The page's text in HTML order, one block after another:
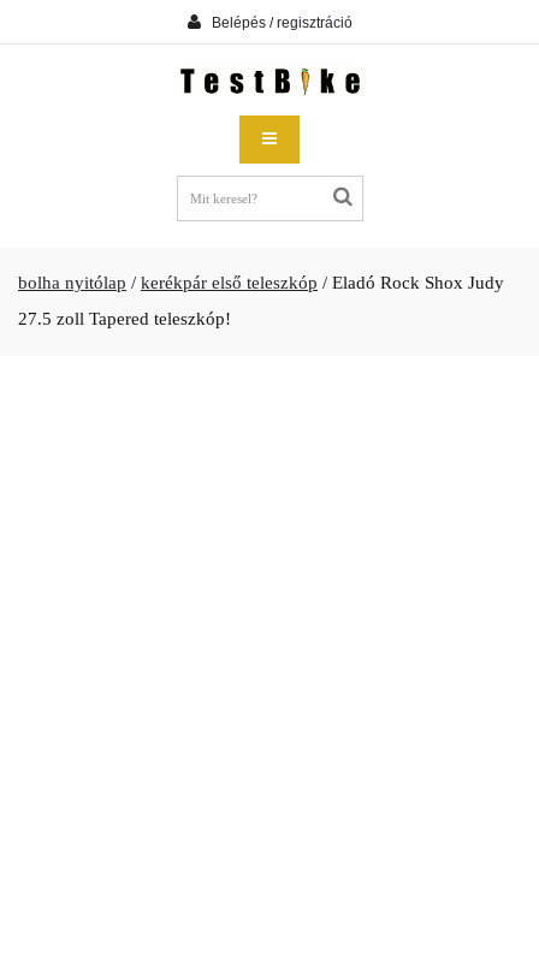
Belépés / regisztráció
bolha nyitólap / kerékpár első teleszkóp / Eladó Rock Shox Judy
27.5 zoll Tapered teleszkóp!